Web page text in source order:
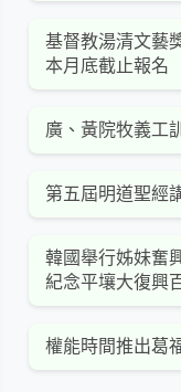
基督教湯清文藝
本月底截止報名
廣、黃院牧義工
第五屆明道聖經
韓國舉行姊妹奮
紀念平壤大復興
權能時間推出葛